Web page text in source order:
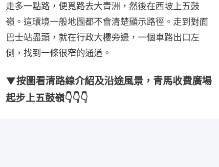
走多一點路，便覓路去大青洲，然後在西坡上五鼓
嶺。這環境一般地圖都不會清楚顯示路徑。走到對面
巴士站盡頭，就在行政大樓旁邊，一個車路出口左
側，找到一條很窄的通道。
▼按圖看清路線介紹及沿途風景，青馬收費廣場
起步上五鼓嶺👇👇👇